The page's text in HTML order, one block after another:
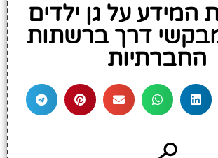
על גן ילדים
דרך ברשתות
החברתיות